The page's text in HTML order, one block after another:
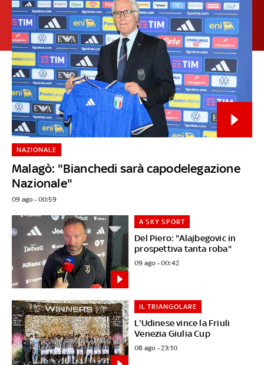
Malagò: "Bianchedi sarà capodelegazione
Nazionale"
NAZIONALE
09 ago - 00:59
Del Piero: "Alajbegovic in
prospettiva tanta roba"
A SKY SPORT
09 ago - 00:42
L'Udinese vince la Friuli
Venezia Giulia Cup
IL TRIANGOLARE
08 ago - 23:10